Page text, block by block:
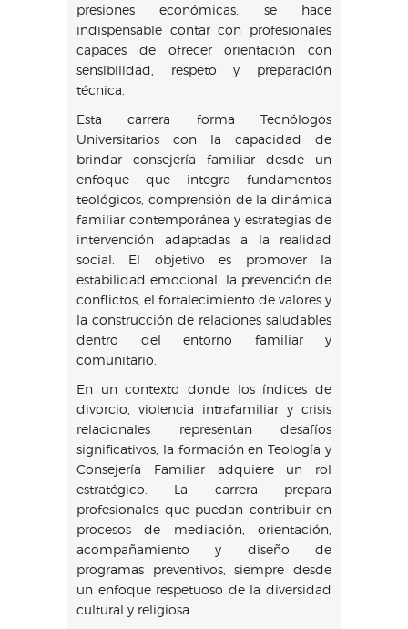
presiones económicas, se hace
indispensable contar con profesionales
capaces de ofrecer orientación con
sensibilidad, respeto y preparación
técnica.
Esta carrera forma Tecnólogos
Universitarios con la capacidad de
brindar consejería familiar desde un
enfoque que integra fundamentos
teológicos, comprensión de la dinámica
familiar contemporánea y estrategias de
intervención adaptadas a la realidad
social. El objetivo es promover la
estabilidad emocional, la prevención de
conflictos, el fortalecimiento de valores y
la construcción de relaciones saludables
dentro del entorno familiar y
comunitario.
En un contexto donde los índices de
divorcio, violencia intrafamiliar y crisis
relacionales representan desafíos
significativos, la formación en Teología y
Consejería Familiar adquiere un rol
estratégico. La carrera prepara
profesionales que puedan contribuir en
procesos de mediación, orientación,
acompañamiento y diseño de
programas preventivos, siempre desde
un enfoque respetuoso de la diversidad
cultural y religiosa.